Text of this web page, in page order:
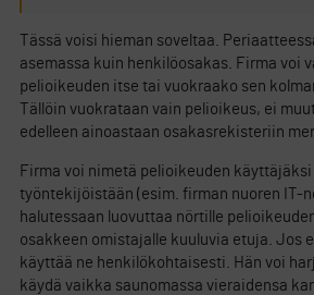
Tässä voisi hieman soveltaa.
asemassa kuin henkilöosakas. Firma voi
pelioikeuden itse tai vuokraako sen
Tällöin vuokrataan vain pelioikeus, ei
edelleen ainoastaan osakasrekisteriin
Firma voi nimetä pelioikeuden
työntekijöistään (esim. firman nuoren IT-
halutessaan luovuttaa nörtille
osakkeen omistajalle kuuluvia etuja. Jos
käyttää ne henkilökohtaisesti. Hän voi
käydä vaikka saunomassa vieraidensa